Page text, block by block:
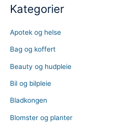
Kategorier
Apotek og helse
Bag og koffert
Beauty og hudpleie
Bil og bilpleie
Bladkongen
Blomster og planter